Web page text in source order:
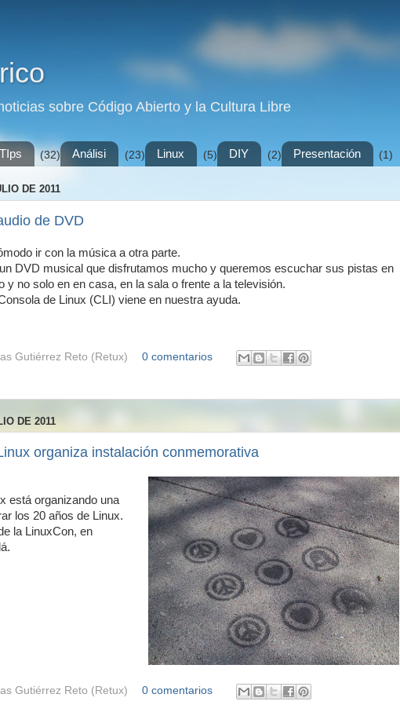
sobre Código Abierto y la Cultura Libre
TIps (32) Análisi (23) Linux (5) DIY (2) Presentación (1)
DE 2011
de DVD
ir con la música a otra parte.
DVD musical que disfrutamos mucho y queremos escuchar sus pistas en
y no solo en en casa, en la sala o frente a la televisión.
de Linux (CLI) viene en nuestra ayuda.
Gutiérrez Reto (Retux)
0 comentarios
DE 2011
organiza instalación conmemorativa
está organizando una
los 20 años de Linux.
la LinuxCon, en
Gutiérrez Reto (Retux)
0 comentarios